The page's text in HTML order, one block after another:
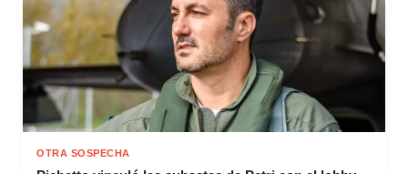
OTRA SOSPECHA